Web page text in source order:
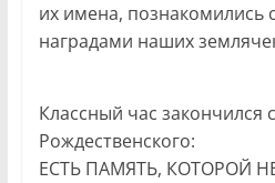
их имена, познакомились
наградами наших
Классный час закончился
Рождественского:
ЕСТЬ ПАМЯТЬ, КОТОРОЙ